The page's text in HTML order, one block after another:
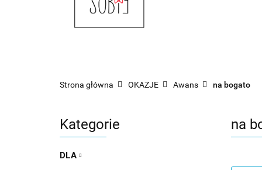
Strona główna OKAZJE Awans na bogato
Kategorie
DLA
na